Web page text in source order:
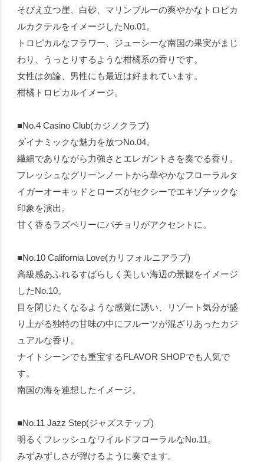
そびえ立つ崖、白砂、マリンブルーの爽やかなトロピカ
ルカクテルをイメージしたNo.01。
トロピカルなフラワー、ジューシーな南国の果実がまじ
わり、うっとりするような柑橘系の香りです。
女性は勿論、男性にも最近は好まれています。
柑橘トロピカルイメージ。
■No.4 Casino Club(カジノクラブ)
ダイナミックな魅力を放つNo.04。
繊細でありながら力強さとエレガントさを奏でる香り。
フレッシュなグリーンノートから華やかなフローラルタ
イガーオーキッドとローズがセクシーでエキゾチックな
印象を演出。
甘く香るラズベリーにパチョリがアクセントに。
■No.10 California Love(カリフォルニアラブ)
高級感あふれるすばらしく美しい海辺の景観をイメージ
したNo.10。
目を閉じたくなるような感覚に誘い、リゾート気分が盛
り上がる独特の甘味の中にフルーツが混ざりあったカジ
ュアルな香り。
ナイトシーンでも重宝するFLAVOR SHOPでも人気で
す。
南国の海を連想したイメージ。
■No.11 Jazz Step(ジャズステップ)
明るくフレッシュなワイルドフローラルなNo.11。
みずみずしさが弾けるように奏でます。